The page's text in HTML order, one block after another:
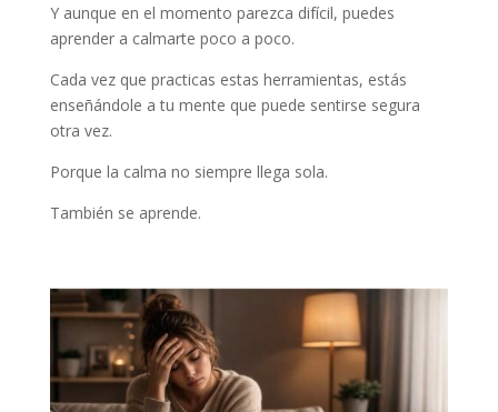
Y aunque en el momento parezca difícil, puedes
aprender a calmarte poco a poco.
Cada vez que practicas estas herramientas, estás
enseñándole a tu mente que puede sentirse segura
otra vez.
Porque la calma no siempre llega sola.
También se aprende.